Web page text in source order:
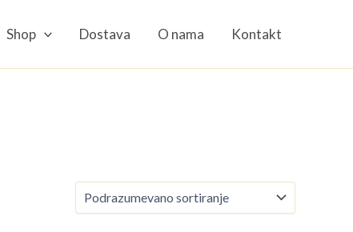
Shop Dostava O nama Kontakt